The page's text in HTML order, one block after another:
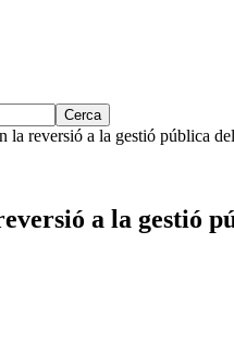
la reversió a la gestió pública
a la gestió